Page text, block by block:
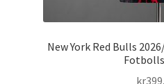
New York Red Bulls
kr